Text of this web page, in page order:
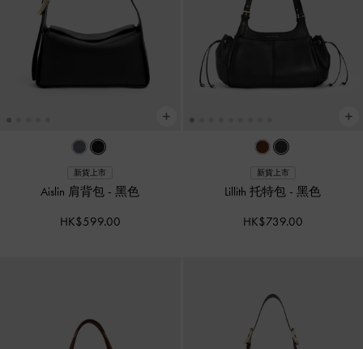
新貨上市
Aislin 肩背包 -黑色
HK$599.00
新貨上市
Lillith 托特包 -黑色
HK$739.00